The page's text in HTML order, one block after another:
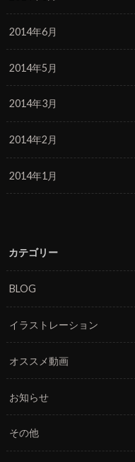
2014年6月
2014年5月
2014年3月
2014年2月
2014年1月
カテゴリー
BLOG
イラストレーション
オススメ動画
お知らせ
その他